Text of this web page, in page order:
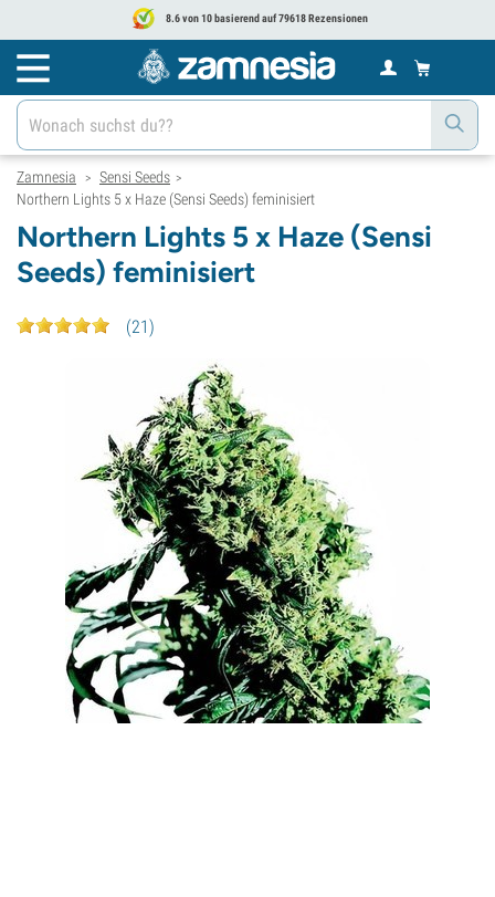
8.6 von 10 basierend auf 79618 Rezensionen
Zamnesia > Sensi Seeds >
Northern Lights 5 x Haze (Sensi Seeds) feminisiert
Northern Lights 5 x Haze (Sensi
Seeds) feminisiert
(21)